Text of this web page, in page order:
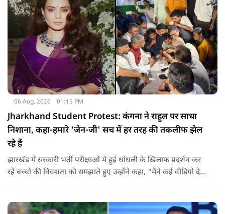
06 Aug, 2026 01:15 PM
Jharkhand Student Protest: कंगना ने राहुल पर साधा
निशाना, कहा-हमारे 'जेन-जी' सच में हर तरह की तकलीफ झेल
रहे हैं
झारखंड में सरकारी भर्ती परीक्षाओं में हुई धांधली के खिलाफ प्रदर्शन कर
रहे बच्चों की विवशता को समझाते हुए उन्होंने कहा, "मैंने कई वीडियो देखे
यहां तक गंभीर हैं कि बच्चों के पास ऑनलाइन फूड नहीं जा पा रहा है. ऐसी